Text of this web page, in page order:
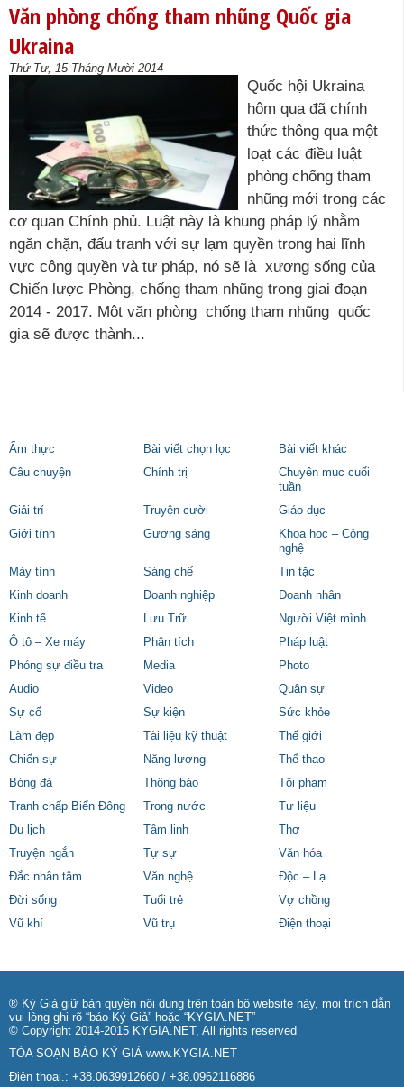
Văn phòng chống tham nhũng Quốc gia
Ukraina
Thứ Tư, 15 Tháng Mười 2014
Quốc hội Ukraina
hôm qua đã chính
thức thông qua một
loạt các điều luật
phòng chống tham
nhũng mới trong các
cơ quan Chính phủ. Luật này là khung pháp lý nhằm
ngăn chặn, đấu tranh với sự lạm quyền trong hai lĩnh
vực công quyền và tư pháp, nó sẽ là xương sống của
Chiến lược Phòng, chống tham nhũng trong giai đoạn
2014 - 2017. Một văn phòng chống tham nhũng quốc
gia sẽ được thành...
Ẩm thực Bài viết chọn lọc
Bài viết khác
Câu chuyện
Chính trị
Chuyên mục cuối
tuần
Giải trí
Truyện cười
Giáo dục
Giới tính
Gương sáng
Khoa học – Công
nghệ
Máy tính
Sáng chế
Tin tặc
Kinh doanh
Doanh nghiệp
Doanh nhân
Kinh tế
Lưu Trữ
Người Việt mình
Ô tô – Xe máy
Phân tích
Pháp luật
Phóng sự điều tra
Media
Photo
Audio
Video
Quân sự
Sự cố
Sự kiện
Sức khỏe
Làm đẹp
Tài liệu kỹ thuật
Thế giới
Chiến sự
Năng lượng
Thể thao
Bóng đá
Thông báo
Tội phạm
Tranh chấp Biển Đông
Trong nước
Tư liệu
Du lịch
Tâm linh
Thơ
Truyện ngắn
Tự sự
Văn hóa
Đắc nhân tâm
Văn nghệ
Độc – Lạ
Đời sống
Tuổi trẻ
Vợ chồng
Vũ khí
Vũ trụ Điện thoại
® Ký Giả giữ bản quyền nội dung trên toàn bộ website này, mọi trích dẫn
vui lòng ghi rõ “báo Ký Giả” hoặc “KYGIA.NET”
© Copyright 2014-2015 KYGIA.NET, All rights reserved
TÒA SOẠN BÁO KÝ GIẢ www.KYGIA.NET
Điện thoại.: +38.0639912660 / +38.0962116886